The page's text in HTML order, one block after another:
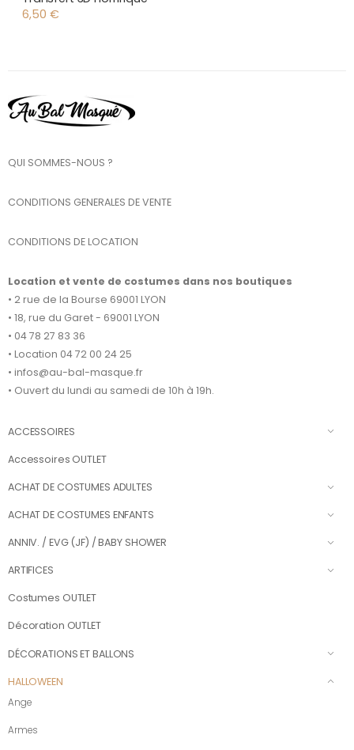
6,50 €
QUI SOMMES-NOUS ?
CONDITIONS GENERALES DE VENTE
CONDITIONS DE LOCATION
Location et vente de costumes dans nos boutiques
• 2 rue de la Bourse 69001 LYON
• 18, rue du Garet - 69001 LYON
• 04 78 27 83 36
• Location 04 72 00 24 25
• infos@au-bal-masque.fr
• Ouvert du lundi au samedi de 10h à 19h.
ACCESSOIRES
Accessoires OUTLET
ACHAT DE COSTUMES ADULTES
ACHAT DE COSTUMES ENFANTS
ANNIV. / EVG (JF) / BABY SHOWER
ARTIFICES
Costumes OUTLET
Décoration OUTLET
DÉCORATIONS ET BALLONS
HALLOWEEN
Ange
Armes